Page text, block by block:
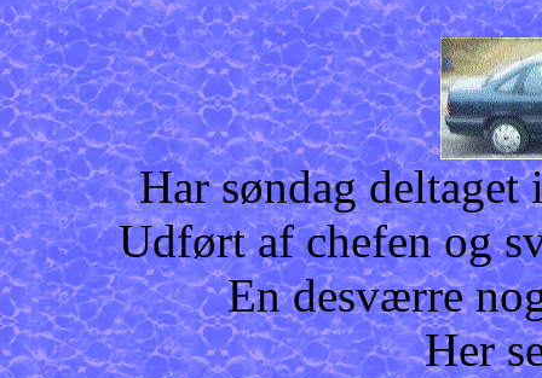
Har søndag deltaget
Udført af chefen og
En desværre
Her